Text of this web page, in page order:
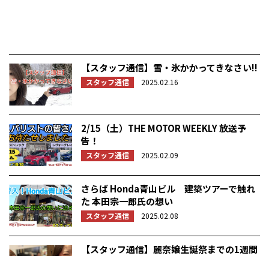
【スタッフ通信】雪・氷かかってきなさい!!
スタッフ通信 2025.02.16
2/15（土）THE MOTOR WEEKLY 放送予
告！
スタッフ通信 2025.02.09
さらば Honda青山ビル 建築ツアーで触れ
た 本田宗一郎氏の想い
スタッフ通信 2025.02.08
【スタッフ通信】麗奈嬢生誕祭までの1週間